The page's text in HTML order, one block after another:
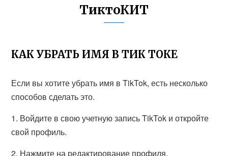
ТиктоКИТ
КАК УБРАТЬ ИМЯ В ТИК ТОКЕ
Если вы хотите убрать имя в TikTok, есть несколько
способов сделать это.
1. Войдите в свою учетную запись TikTok и откройте
свой профиль.
2. Нажмите на редактирование профиля.